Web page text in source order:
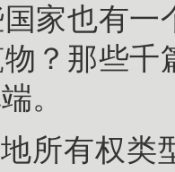
家也有一
？那些
。
所有权类